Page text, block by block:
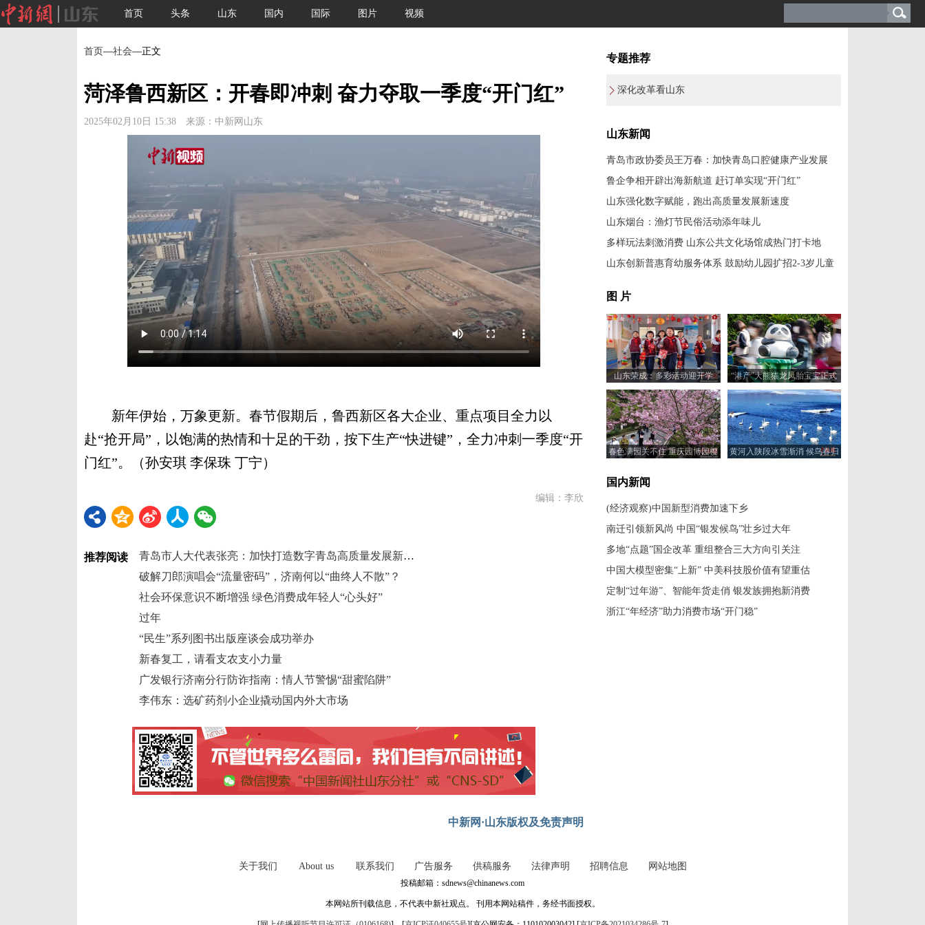
首页 头条 山东 国内 国际 图片 视频
首页—社会—正文
菏泽鲁西新区：开春即冲刺 奋力夺取一季度“开门红”
2025年02月10日 15:38 来源：中新网山东
新年伊始，万象更新。春节假期后，鲁西新区各大企业、重点项目全力以
赴“抢开局”，以饱满的热情和十足的干劲，按下生产“快进键”，全力冲刺一季度“开
门红”。（孙安琪 李保珠 丁宁）
编辑：李欣
推荐阅读
青岛市人大代表张亮：加快打造数字青岛高质量发展新引擎
破解刀郎演唱会“流量密码”，济南何以“曲终人不散”？
社会环保意识不断增强 绿色消费成年轻人“心头好”
过年
“民生”系列图书出版座谈会成功举办
新春复工，请看支农支小力量
广发银行济南分行防诈指南：情人节警惕“甜蜜陷阱”
李伟东：选矿药剂小企业撬动国内外大市场
中新网·山东版权及免责声明
专题推荐
深化改革看山东
山东新闻
青岛市政协委员王万春：加快青岛口腔健康产业发展
鲁企争相开辟出海新航道 赶订单实现“开门红”
山东强化数字赋能，跑出高质量发展新速度
山东烟台：渔灯节民俗活动添年味儿
多样玩法刺激消费 山东公共文化场馆成热门打卡地
山东创新普惠育幼服务体系 鼓励幼儿园扩招2-3岁儿童
图 片
山东荣成：多彩活动迎开学
“港产”大熊猫龙凤胎宝宝正式
与公众见面
春色满园关不住 重庆园博园樱
黄河入陕段冰雪渐消 候鸟春归
国内新闻
(经济观察)中国新型消费加速下乡
南迁引领新风尚 中国“银发候鸟”壮乡过大年
多地“点题”国企改革 重组整合三大方向引关注
中国大模型密集“上新” 中美科技股价值有望重估
定制“过年游”、智能年货走俏 银发族拥抱新消费
浙江“年经济”助力消费市场“开门稳”
关于我们 About us 联系我们 广告服务 供稿服务 法律声明 招聘信息 网站地图
投稿邮箱：sdnews@chinanews.com
本网站所刊载信息，不代表中新社观点。 刊用本网站稿件，务经书面授权。